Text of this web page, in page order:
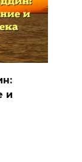
и